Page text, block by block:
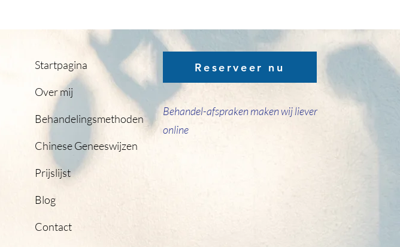
Startpagina
Over mij
Behandelingsmethoden
Chinese Geneeswijzen
Prijslijst
Blog
Contact
Reserveer nu
Behandel-afspraken maken wij liever
online